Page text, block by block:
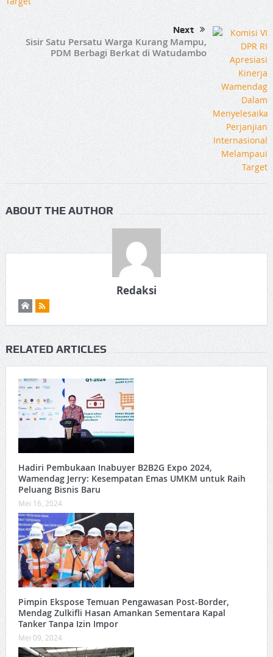
Next
Sisir Satu Persatu Warga Kurang Mampu,
PDM Berbagi Berkat di Watudambo
ABOUT THE AUTHOR
Redaksi
RELATED ARTICLES
Hadiri Pembukaan Inabuyer B2B2G Expo 2024,
Wamendag Jerry: Kesempatan Emas UMKM untuk Raih
Peluang Bisnis Baru
Mei 16, 2024
Pimpin Ekspose Temuan Pengawasan Post-Border,
Mendag Zulkifli Hasan Amankan Sementara Kapal
Tanker Tanpa Izin Impor
Mei 09, 2024